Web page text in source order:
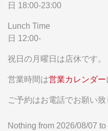
日 18:00-23:00
Lunch Time
日 12:00-
祝日の月曜日は店休です。
営業時間は営業カレンダー
ご予約はお電話でお願い致
Nothing from 2026/08/07